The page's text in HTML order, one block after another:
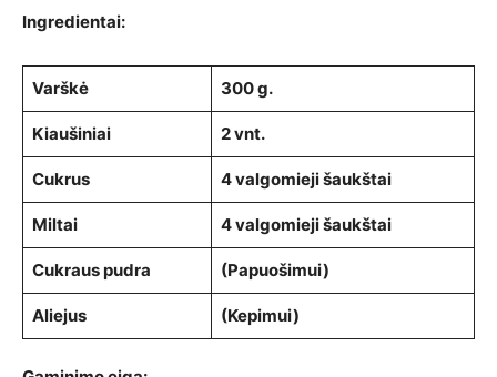
Ingredientai:
Varškė 300 g.
Kiaušiniai 2 vnt.
Cukrus 4 valgomieji šaukštai
Miltai 4 valgomieji šaukštai
Cukraus pudra (Papuošimui)
Aliejus (Kepimui)